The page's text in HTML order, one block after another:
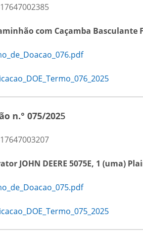
com Caçamba Basculante
n.° 075/2025
JOHN DEERE 5075E, 1 (uma)